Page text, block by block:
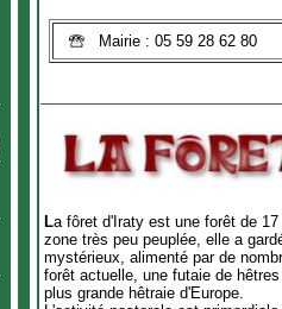
Mairie : 05 59 28 62 80
La fôret d'Iraty est une forêt de
zone très peu peuplée, elle a
mystérieux, alimenté par de
forêt actuelle, une futaie de
plus grande hêtraie d'Europe.